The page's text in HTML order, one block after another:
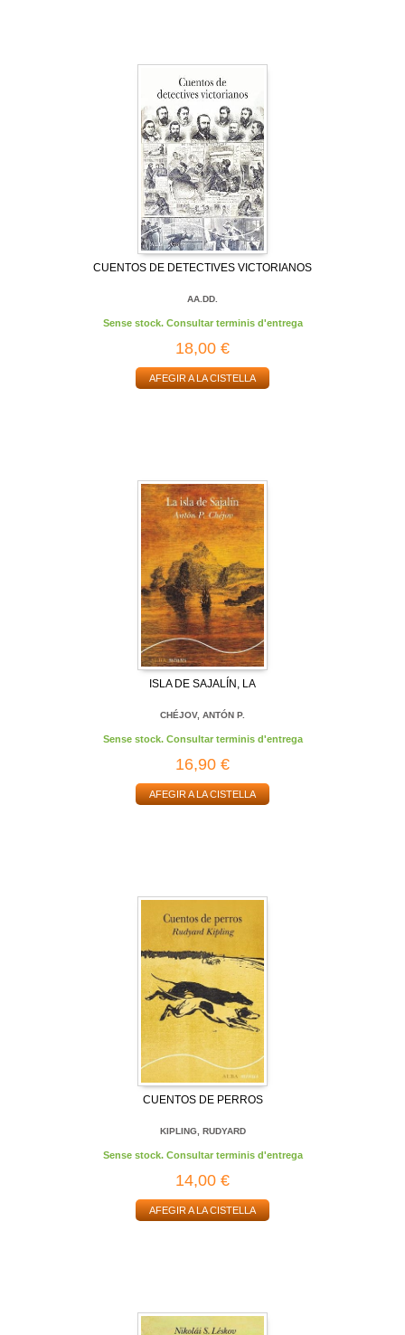
CUENTOS DE DETECTIVES VICTORIANOS
AA.DD.
Sense stock. Consultar terminis d'entrega
18,00 €
AFEGIR A LA CISTELLA
ISLA DE SAJALÍN, LA
CHÉJOV, ANTÓN P.
Sense stock. Consultar terminis d'entrega
16,90 €
AFEGIR A LA CISTELLA
CUENTOS DE PERROS
KIPLING, RUDYARD
Sense stock. Consultar terminis d'entrega
14,00 €
AFEGIR A LA CISTELLA